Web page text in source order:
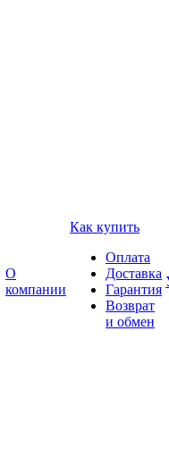
О
компании
Как купить
Оплата
Доставка
Гарантия
Возврат
и обмен